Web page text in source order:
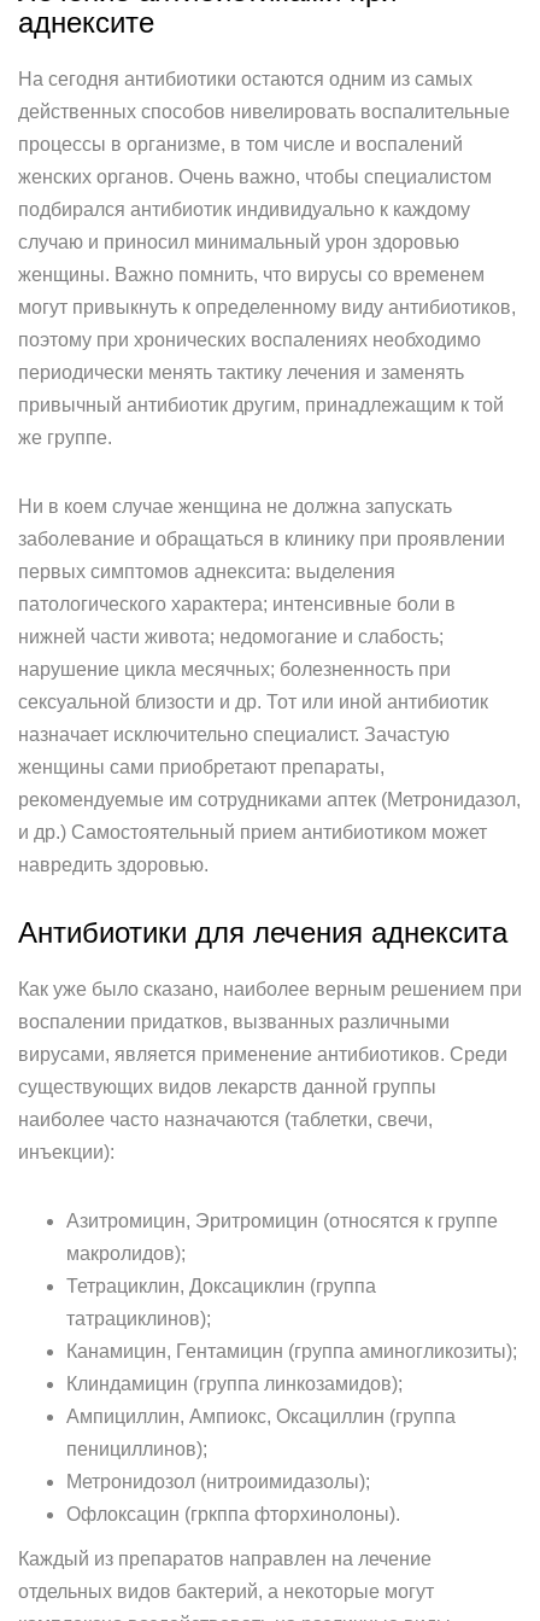
аднексите
На сегодня антибиотики остаются одним из самых
действенных способов нивелировать воспалительные
процессы в организме, в том числе и воспалений
женских органов. Очень важно, чтобы специалистом
подбирался антибиотик индивидуально к каждому
случаю и приносил минимальный урон здоровью
женщины. Важно помнить, что вирусы со временем
могут привыкнуть к определенному виду антибиотиков,
поэтому при хронических воспалениях необходимо
периодически менять тактику лечения и заменять
привычный антибиотик другим, принадлежащим к той
же группе.
Ни в коем случае женщина не должна запускать
заболевание и обращаться в клинику при проявлении
первых симптомов аднексита: выделения
патологического характера; интенсивные боли в
нижней части живота; недомогание и слабость;
нарушение цикла месячных; болезненность при
сексуальной близости и др. Тот или иной антибиотик
назначает исключительно специалист. Зачастую
женщины сами приобретают препараты,
рекомендуемые им сотрудниками аптек (Метронидазол,
и др.) Самостоятельный прием антибиотиком может
навредить здоровью.
Антибиотики для лечения аднексита
Как уже было сказано, наиболее верным решением при
воспалении придатков, вызванных различными
вирусами, является применение антибиотиков. Среди
существующих видов лекарств данной группы
наиболее часто назначаются (таблетки, свечи,
инъекции):
Азитромицин, Эритромицин (относятся к группе
макролидов);
Тетрациклин, Доксациклин (группа
татрациклинов);
Канамицин, Гентамицин (группа аминогликозиты);
Клиндамицин (группа линкозамидов);
Ампициллин, Ампиокс, Оксациллин (группа
пенициллинов);
Метронидозол (нитроимидазолы);
Офлоксацин (гркппа фторхинолоны).
Каждый из препаратов направлен на лечение
отдельных видов бактерий, а некоторые могут